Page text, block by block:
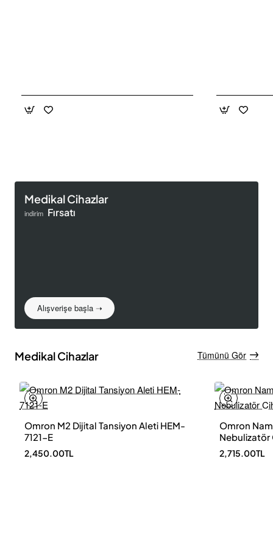
Medikal Cihazlar
indirim Fırsatı
Alışverişe başla ➝
Medikal Cihazlar Tümünü Gör
Omron M2 Dijital Tansiyon Aleti HEM-
7121-E
2,450.00TL
Omron
Nebulizatör
2,715.00TL